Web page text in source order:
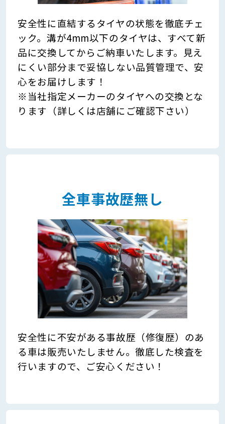
安全性に直結するタイヤの状態を徹底チェ
ック。溝が4mm以下のタイヤは、すべて新
品に交換してからご納車いたします。見え
にくい部分まで妥協しない品質管理で、安
心をお届けします！
※当社指定メーカーのタイヤへの交換とな
ります（詳しくは店舗にご確認下さい）
全車事故歴無し
安全性に不安がある事故歴（修復歴）のあ
る車は販売いたしません。徹底した検査を
行いますので、ご安心ください！